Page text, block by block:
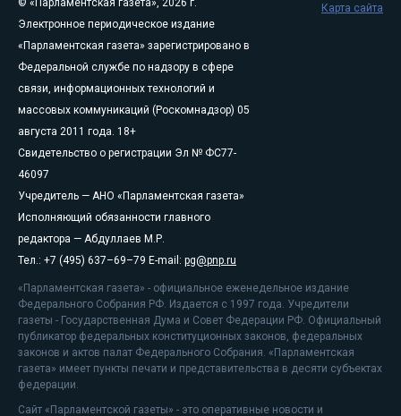
© «Парламентская газета», 2026 г.
Электронное периодическое издание
«Парламентская газета» зарегистрировано в
Федеральной службе по надзору в сфере
связи, информационных технологий и
массовых коммуникаций (Роскомнадзор) 05
августа 2011 года. 18+
Свидетельство о регистрации Эл № ФС77-
46097
Учредитель — АНО «Парламентская газета»
Исполняющий обязанности главного
редактора — Абдуллаев М.Р.
Тел.: +7 (495) 637–69–79 E-mail: pg@pnp.ru
«Парламентская газета» - официальное еженедельное издание
Федерального Собрания РФ. Издается с 1997 года. Учредители
газеты - Государственная Дума и Совет Федерации РФ. Официальный
публикатор федеральных конституционных законов, федеральных
законов и актов палат Федерального Собрания. «Парламентская
газета» имеет пункты печати и представительства в десяти субъектах
федерации.
Сайт «Парламентской газеты» - это оперативные новости и
Карта сайта